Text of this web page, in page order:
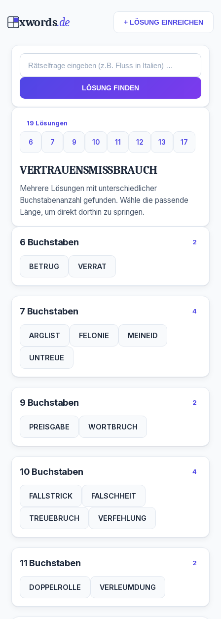
xwords.de + LÖSUNG EINREICHEN
LÖSUNG FINDEN
19 Lösungen
6
6 Buchstaben
7
7 Buchstaben
9
9 Buchstaben
10
10 Buchstaben
11
11 Buchstaben
12
12 Buchstaben
13
13 Buchstaben
17
17
VERTRAUENSMISSBRAUCH
Mehrere Lösungen mit unterschiedlicher
Buchstabenanzahl gefunden. Wähle die passende
Länge, um direkt dorthin zu springen.
6 Buchstaben 2
BETRUG VERRAT
7 Buchstaben 4
ARGLIST FELONIE MEINEID
UNTREUE
9 Buchstaben 2
PREISGABE WORTBRUCH
10 Buchstaben 4
FALLSTRICK FALSCHHEIT
TREUEBRUCH VERFEHLUNG
11 Buchstaben 2
DOPPELROLLE VERLEUMDUNG